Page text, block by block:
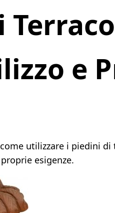
e
utilizzare i piedini
esigenze.